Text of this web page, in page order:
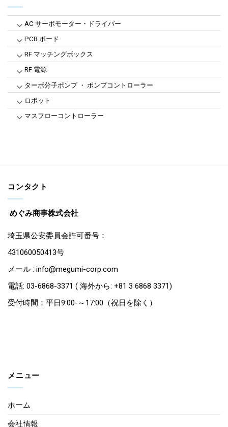
AC サーボモーター・ドライバー
PCB ボード
RF マッチングボックス
RF 電源
ターボ分子ポンプ ・ ポンプコントローラー
ロボット
マスフローコントローラー
コンタクト
めぐみ商事株式会社
埼玉県公安委員会許可番号：
431060050413号
メール : info@megumi-corp.com
電話: 03-6868-3371 ( 海外から: +81 3 6868 3371)
受付時間：平日9:00-～17:00（祝日を除く）
メニュー
ホーム
会社情報